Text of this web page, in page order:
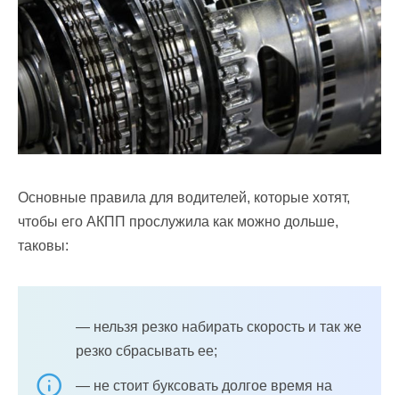
Основные правила для водителей, которые хотят,
чтобы его АКПП прослужила как можно дольше,
таковы:
— нельзя резко набирать скорость и так же
резко сбрасывать ее;
— не стоит буксовать долгое время на